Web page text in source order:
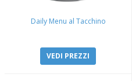
Daily Menu al Tacchino
VEDI PREZZI